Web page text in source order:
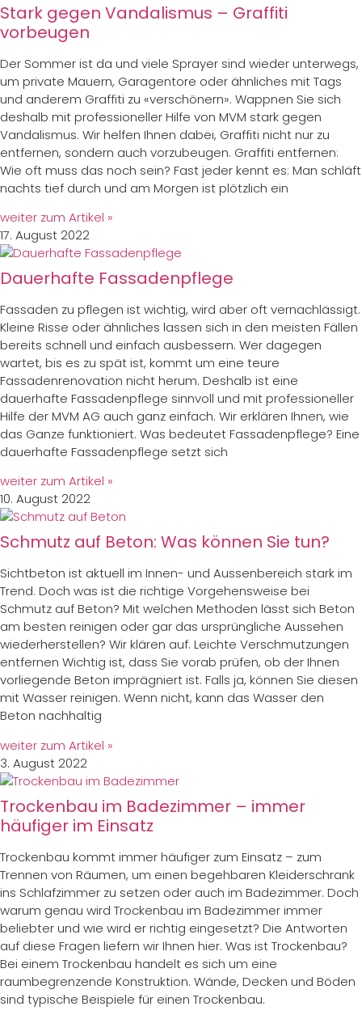
Stark gegen Vandalismus – Graffiti
vorbeugen
Der Sommer ist da und viele Sprayer sind wieder unterwegs,
um private Mauern, Garagentore oder ähnliches mit Tags
und anderem Graffiti zu «verschönern». Wappnen Sie sich
deshalb mit professioneller Hilfe von MVM stark gegen
Vandalismus. Wir helfen Ihnen dabei, Graffiti nicht nur zu
entfernen, sondern auch vorzubeugen. Graffiti entfernen:
Wie oft muss das noch sein? Fast jeder kennt es: Man schläft
nachts tief durch und am Morgen ist plötzlich ein
weiter zum Artikel »
17. August 2022
Dauerhafte Fassadenpflege
Fassaden zu pflegen ist wichtig, wird aber oft vernachlässigt.
Kleine Risse oder ähnliches lassen sich in den meisten Fällen
bereits schnell und einfach ausbessern. Wer dagegen
wartet, bis es zu spät ist, kommt um eine teure
Fassadenrenovation nicht herum. Deshalb ist eine
dauerhafte Fassadenpflege sinnvoll und mit professioneller
Hilfe der MVM AG auch ganz einfach. Wir erklären Ihnen, wie
das Ganze funktioniert. Was bedeutet Fassadenpflege? Eine
dauerhafte Fassadenpflege setzt sich
weiter zum Artikel »
10. August 2022
Schmutz auf Beton: Was können Sie tun?
Sichtbeton ist aktuell im Innen- und Aussenbereich stark im
Trend. Doch was ist die richtige Vorgehensweise bei
Schmutz auf Beton? Mit welchen Methoden lässt sich Beton
am besten reinigen oder gar das ursprüngliche Aussehen
wiederherstellen? Wir klären auf. Leichte Verschmutzungen
entfernen Wichtig ist, dass Sie vorab prüfen, ob der Ihnen
vorliegende Beton imprägniert ist. Falls ja, können Sie diesen
mit Wasser reinigen. Wenn nicht, kann das Wasser den
Beton nachhaltig
weiter zum Artikel »
3. August 2022
Trockenbau im Badezimmer – immer
häufiger im Einsatz
Trockenbau kommt immer häufiger zum Einsatz – zum
Trennen von Räumen, um einen begehbaren Kleiderschrank
ins Schlafzimmer zu setzen oder auch im Badezimmer. Doch
warum genau wird Trockenbau im Badezimmer immer
beliebter und wie wird er richtig eingesetzt? Die Antworten
auf diese Fragen liefern wir Ihnen hier. Was ist Trockenbau?
Bei einem Trockenbau handelt es sich um eine
raumbegrenzende Konstruktion. Wände, Decken und Böden
sind typische Beispiele für einen Trockenbau.